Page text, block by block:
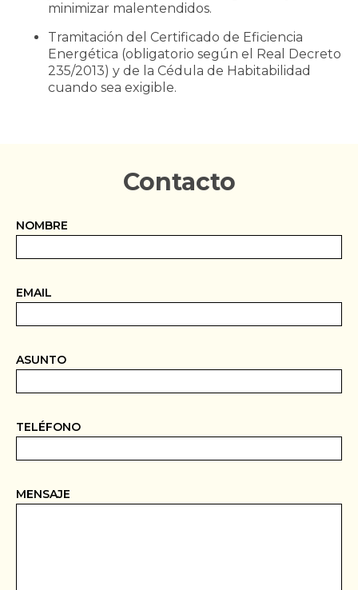
minimizar malentendidos.
Tramitación del Certificado de Eficiencia
Energética (obligatorio según el Real Decreto
235/2013) y de la Cédula de Habitabilidad
cuando sea exigible.
Contacto
NOMBRE
EMAIL
ASUNTO
TELÉFONO
MENSAJE